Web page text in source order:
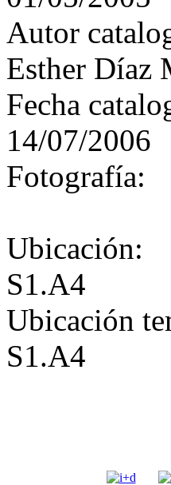
Autor
Esther Díaz
Fecha
14/07/2006
Fotografía:
Ubicación:
S1.A4
Ubicación
S1.A4